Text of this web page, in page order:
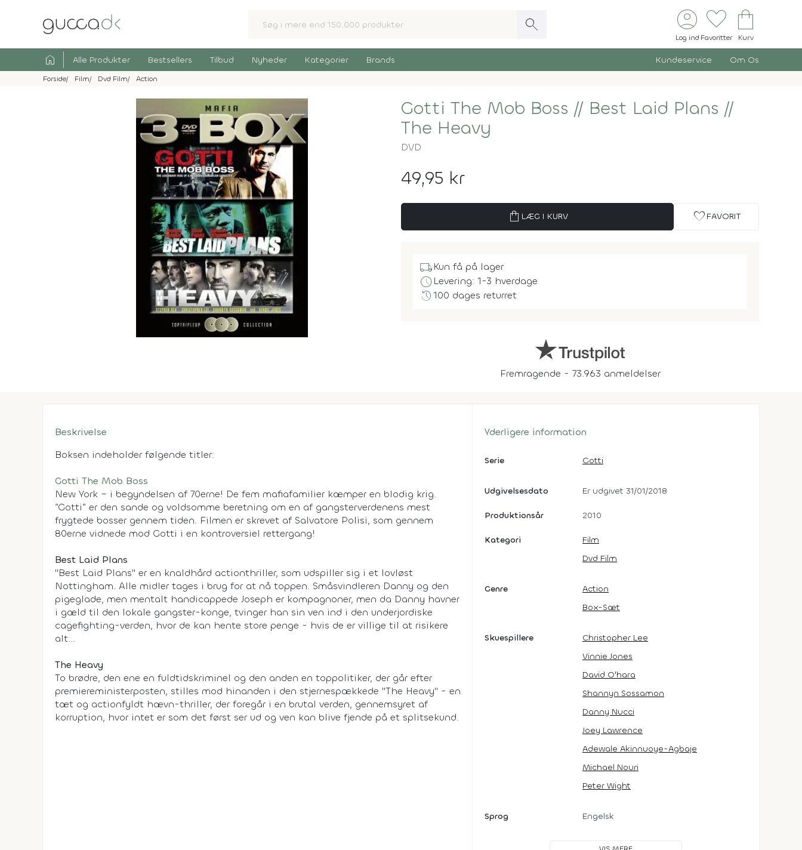
search account_circle
Log ind
favorite
Favoritter
shopping_bag
Kurv
home Alle Produkter Bestsellers Tilbud Nyheder Kategorier Brands Kundeservice Om Os
Forside Film Dvd Film Action
Gotti The Mob Boss // Best Laid Plans //
The Heavy
DVD
49,95 kr
shopping_bag LÆG I KURV favorite FAVORIT
local_shippingKun få på lager
scheduleLevering: 1-3 hverdage
history100 dages returret
Fremragende - 73.963 anmeldelser
Beskrivelse
Boksen indeholder følgende titler:
Gotti The Mob Boss
New York – i begyndelsen af 70erne! De fem mafiafamilier kæmper en blodig krig.
”Gotti” er den sande og voldsomme beretning om en af gangsterverdenens mest
frygtede bosser gennem tiden. Filmen er skrevet af Salvatore Polisi, som gennem
80erne vidnede mod Gotti i en kontroversiel rettergang!
Best Laid Plans
"Best Laid Plans" er en knaldhård actionthriller, som udspiller sig i et lovløst
Nottingham. Alle midler tages i brug for at nå toppen. Småsvindleren Danny og den
pigeglade, men mentalt handicappede Joseph er kompagnoner, men da Danny havner
i gæld til den lokale gangster-konge, tvinger han sin ven ind i den underjordiske
cagefighting-verden, hvor de kan hente store penge - hvis de er villige til at risikere
alt...
The Heavy
To brødre, den ene en fuldtidskriminel og den anden en toppolitiker, der går efter
premiereministerposten, stilles mod hinanden i den stjernespækkede "The Heavy" - en
tæt og actionfyldt hævn-thriller, der foregår i en brutal verden, gennemsyret af
korruption, hvor intet er som det først ser ud og ven kan blive fjende på et splitsekund.
Yderligere information
Serie Gotti
Udgivelsesdato Er udgivet 31/01/2018
Produktionsår 2010
Kategori
Film
Dvd Film
Genre
Action
Box-Sæt
Skuespillere
Christopher Lee
Vinnie Jones
David O'hara
Shannyn Sossamon
Danny Nucci
Joey Lawrence
Adewale Akinnuoye-Agbaje
Michael Nouri
Peter Wight
Sprog Engelsk